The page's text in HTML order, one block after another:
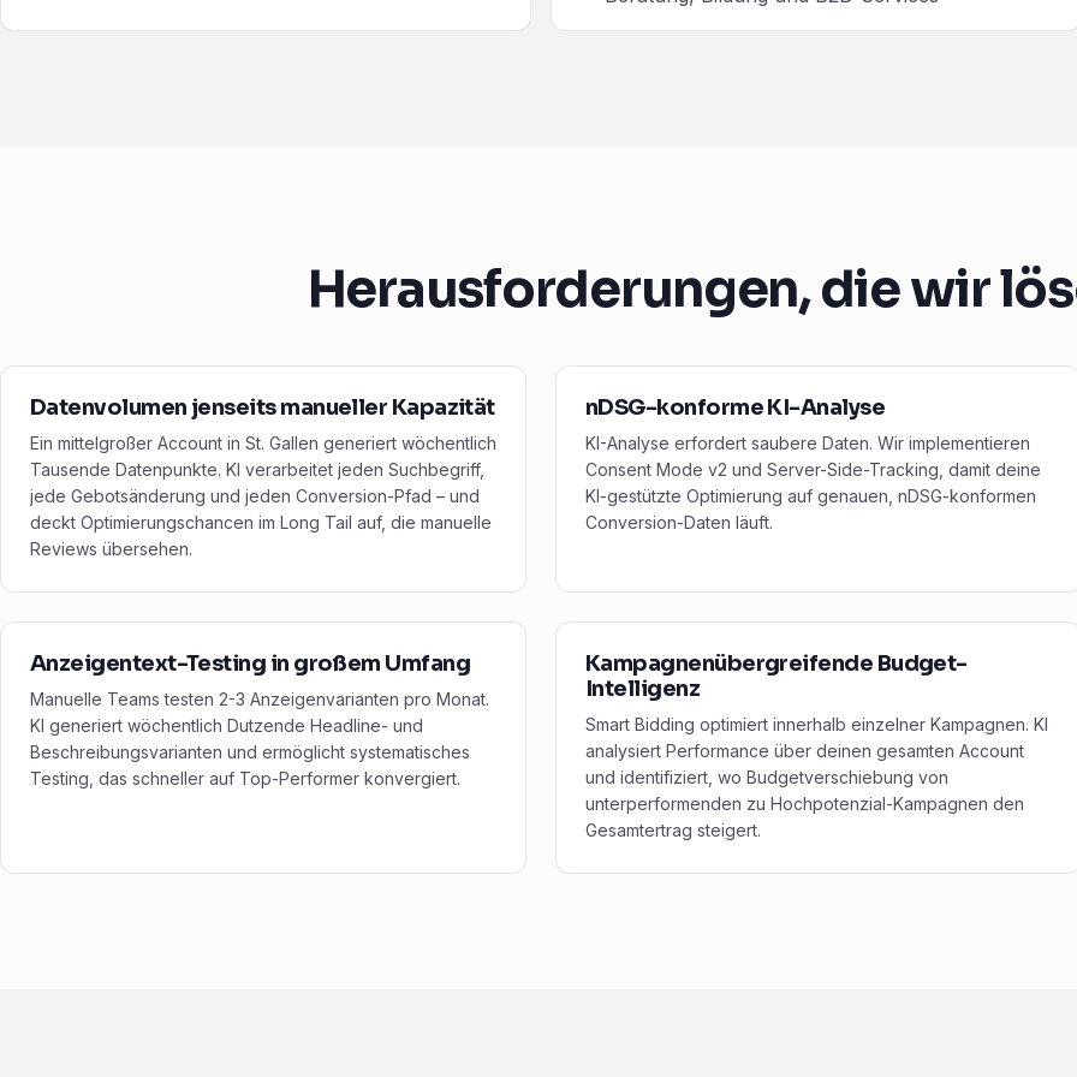
Herausforderungen, die wir
Datenvolumen jenseits manueller Kapazität
Ein mittelgroßer Account in St. Gallen generiert wöchentlich
Tausende Datenpunkte. KI verarbeitet jeden Suchbegriff,
jede Gebotsänderung und jeden Conversion-Pfad – und
deckt Optimierungschancen im Long Tail auf, die manuelle
Reviews übersehen.
nDSG-konforme KI-Analyse
KI-Analyse erfordert saubere Daten. Wir implementieren
Consent Mode v2 und Server-Side-Tracking, damit deine
KI-gestützte Optimierung auf genauen, nDSG-konformen
Conversion-Daten läuft.
Anzeigentext-Testing in großem Umfang
Manuelle Teams testen 2-3 Anzeigenvarianten pro Monat.
KI generiert wöchentlich Dutzende Headline- und
Beschreibungsvarianten und ermöglicht systematisches
Testing, das schneller auf Top-Performer konvergiert.
Kampagnenübergreifende Budget-
Intelligenz
Smart Bidding optimiert innerhalb einzelner Kampagnen. KI
analysiert Performance über deinen gesamten Account
und identifiziert, wo Budgetverschiebung von
unterperformenden zu Hochpotenzial-Kampagnen den
Gesamtertrag steigert.